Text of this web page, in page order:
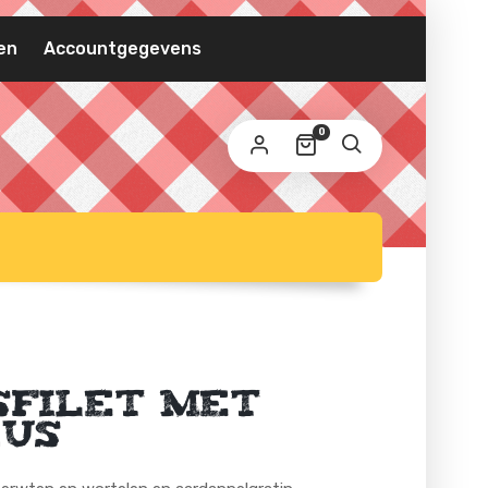
Accountgegevens
0
wordt een link om een nieuw wachtwoord in te
naar je e-mailadres verzonden.
persoonlijke gegevens worden gebruikt om uw ervaring
met